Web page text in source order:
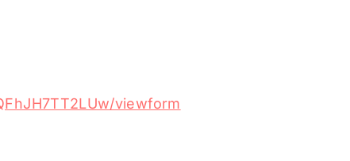
viewform